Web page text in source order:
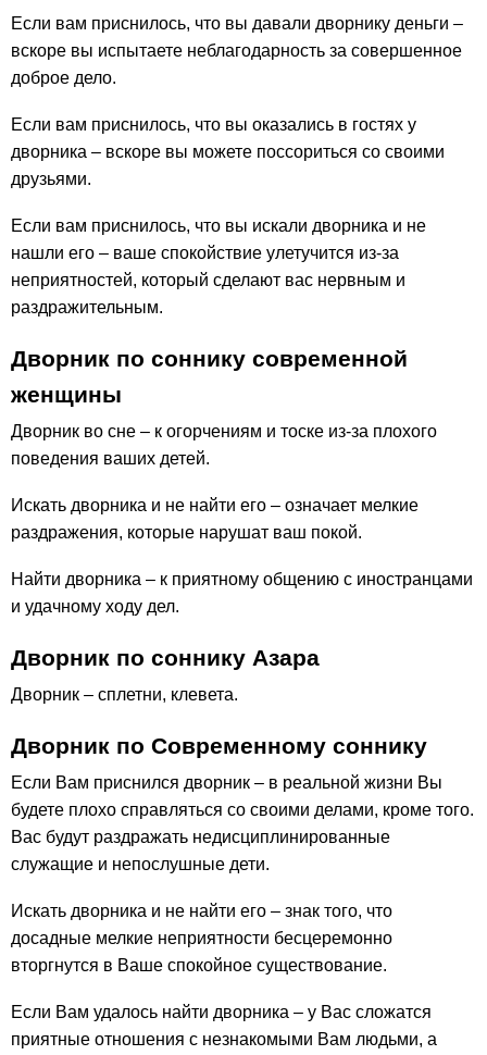
Если вам приснилось, что вы давали дворнику деньги –
вскоре вы испытаете неблагодарность за совершенное
доброе дело.
Если вам приснилось, что вы оказались в гостях у
дворника – вскоре вы можете поссориться со своими
друзьями.
Если вам приснилось, что вы искали дворника и не
нашли его – ваше спокойствие улетучится из-за
неприятностей, который сделают вас нервным и
раздражительным.
Дворник по соннику современной
женщины
Дворник во сне – к огорчениям и тоске из-за плохого
поведения ваших детей.
Искать дворника и не найти его – означает мелкие
раздражения, которые нарушат ваш покой.
Найти дворника – к приятному общению с иностранцами
и удачному ходу дел.
Дворник по соннику Азара
Дворник – сплетни, клевета.
Дворник по Современному соннику
Если Вам приснился дворник – в реальной жизни Вы
будете плохо справляться со своими делами, кроме того.
Вас будут раздражать недисциплинированные
служащие и непослушные дети.
Искать дворника и не найти его – знак того, что
досадные мелкие неприятности бесцеремонно
вторгнутся в Ваше спокойное существование.
Если Вам удалось найти дворника – у Вас сложатся
приятные отношения с незнакомыми Вам людьми, а